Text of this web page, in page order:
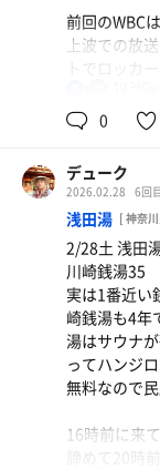
私は1セット
憩。休憩を
らは歓声が
ブロワーが
る。ジンジ
悪くオート
ト目は下段
3セット80分
度ではない
い。
ックで外気
20時15分頃
た。数えて
か迷うくら
炭酸泉2セッ
温泉とサウ
前回のWBC
上波での放
トでロッカ
ハットを作
ょっと安っ
ので帰りに
駐輪場が空
グが悪くカ
いていなか
3秒で止まる
体を清めた
天のアディ
は貸切だ。
度炭酸泉風
は44℃超。
当たり前の
0
デューク
2026.02.28 6回
浅田湯 [ 神奈
2/28土 浅田
川崎銭湯35
実は1番近い
崎銭湯も4年
湯はサウナ
ってハンジ
無料なので
16時前に来
諦めて20時